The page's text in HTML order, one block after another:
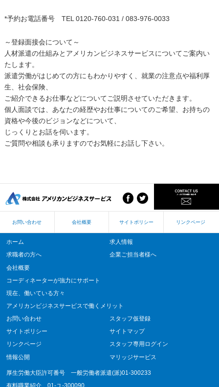
*予約お電話番号 TEL 0120-760-031 / 083-976-0033
～登録面接会について～
人材派遣の仕組みとアメリカンビジネスサービスについてご案内い
たします。
派遣労働がはじめての方にもわかりやすく、就業の注意点や福利厚
生、社会保険、
ご紹介できるお仕事などについてご説明させていただきます。
個人面談では、あなたの経歴やお仕事についてのご希望、お持ちの
資格や今後のビジョンなどについて、
じっくりとお話を伺います。
ご質問や相談も承りますのでお気軽にお話し下さい。
お問い合わせ 会社概要 サイトポリシー リンクページ
ホーム
求人情報
求職者の方へ
企業ご担当者様へ
会社概要
コーディネーターが強力にサポート
現在、働いている方々
アメリカンビジネスサービスで働くメリット
お問い合わせ
スタッフ仮登録
サイトポリシー
サイトマップ
リンクページ
スタッフ専用ログイン
情報公開
マリッジサービス
厚生労働大臣許可番号 一般労働者派遣(派)01-300233
有料職業紹介 01-ユ-300090